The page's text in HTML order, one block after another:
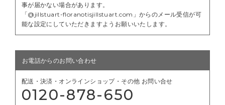
事が届かない場合があります。
「@jillstuart-floranotisjillstuart.com」からのメール受信が可
能な設定にしていただきますようお願いいたします。
お電話からのお問い合わせ
配送・決済・オンラインショップ・その他 お問い合せ
0120-878-650